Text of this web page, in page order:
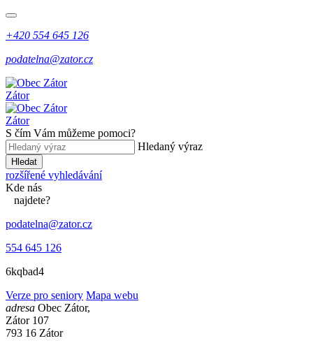
+420 554 645 126
podatelna@zator.cz
Zátor
Zátor
S čím Vám můžeme pomoci?
Hledaný výraz
Hledat
rozšířené vyhledávání
Kde nás
najdete?
podatelna@zator.cz
554 645 126
6kqbad4
Verze pro seniory Mapa webu
adresa Obec Zátor,
Zátor 107
793 16 Zátor